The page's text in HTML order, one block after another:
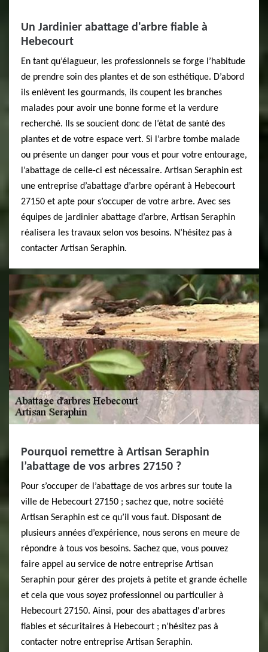
Un Jardinier abattage d'arbre fiable à
Hebecourt
En tant qu’élagueur, les professionnels se forge l’habitude
de prendre soin des plantes et de son esthétique. D’abord
ils enlèvent les gourmands, ils coupent les branches
malades pour avoir une bonne forme et la verdure
recherché. Ils se soucient donc de l’état de santé des
plantes et de votre espace vert. Si l’arbre tombe malade
ou présente un danger pour vous et pour votre entourage,
l’abattage de celle-ci est nécessaire. Artisan Seraphin est
une entreprise d’abattage d’arbre opérant à Hebecourt
27150 et apte pour s’occuper de votre arbre. Avec ses
équipes de jardinier abattage d’arbre, Artisan Seraphin
réalisera les travaux selon vos besoins. N’hésitez pas à
contacter Artisan Seraphin.
Pourquoi remettre à Artisan Seraphin
l’abattage de vos arbres 27150 ?
Pour s’occuper de l’abattage de vos arbres sur toute la
ville de Hebecourt 27150 ; sachez que, notre société
Artisan Seraphin est ce qu’il vous faut. Disposant de
plusieurs années d’expérience, nous serons en meure de
répondre à tous vos besoins. Sachez que, vous pouvez
faire appel au service de notre entreprise Artisan
Seraphin pour gérer des projets à petite et grande échelle
et cela que vous soyez professionnel ou particulier à
Hebecourt 27150. Ainsi, pour des abattages d'arbres
fiables et sécuritaires à Hebecourt ; n’hésitez pas à
contacter notre entreprise Artisan Seraphin.